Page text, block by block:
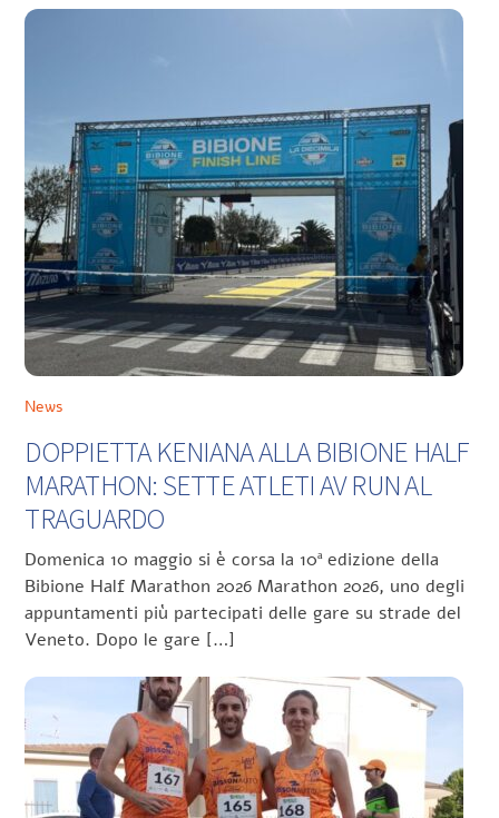
News
DOPPIETTA KENIANA ALLA BIBIONE HALF
MARATHON: SETTE ATLETI AV RUN AL
TRAGUARDO
Domenica 10 maggio si è corsa la 10ª edizione della
Bibione Half Marathon 2026 Marathon 2026, uno degli
appuntamenti più partecipati delle gare su strade del
Veneto. Dopo le gare […]